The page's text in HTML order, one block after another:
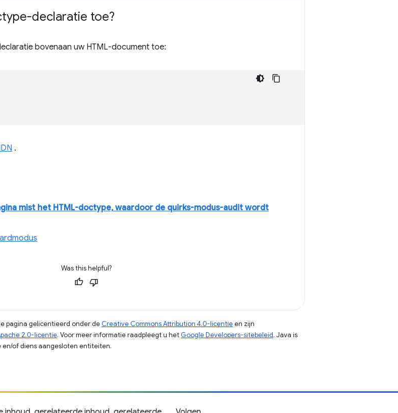
declaratie toe?
bovenaan uw HTML-document toe:
.
mist het HTML-doctype, waardoor de quirks-modus-audit wordt
Was this helpful?
pagina gelicentieerd onder de Creative Commons Attribution 4.0-licentieen zijn
2.0-licentie. Voor meer informatie raadpleegt u het Google Developers-sitebeleid. Java is
of diens aangesloten entiteiten.